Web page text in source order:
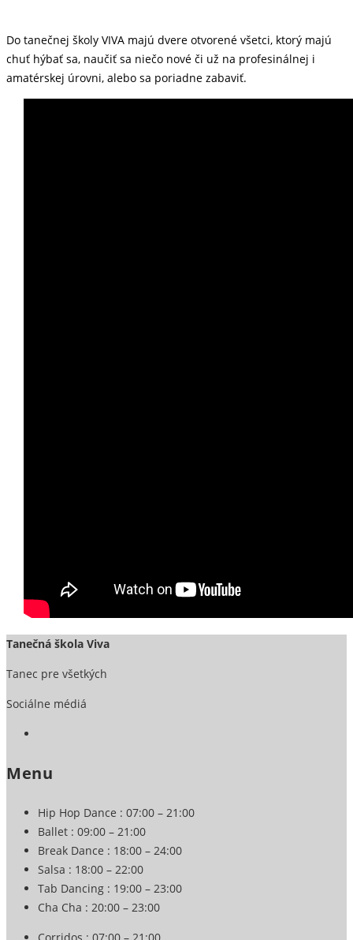
Do tanečnej školy VIVA majú dvere otvorené všetci, ktorý majú
chuť hýbať sa, naučiť sa niečo nové či už na profesinálnej i
amatérskej úrovni, alebo sa poriadne zabaviť.
Tanečná škola Viva
Tanec pre všetkých
Sociálne médiá
Menu
Hip Hop Dance : 07:00 – 21:00
Ballet : 09:00 – 21:00
Break Dance : 18:00 – 24:00
Salsa : 18:00 – 22:00
Tab Dancing : 19:00 – 23:00
Cha Cha : 20:00 – 23:00